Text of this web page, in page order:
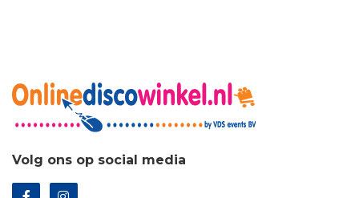
Volg ons op social media